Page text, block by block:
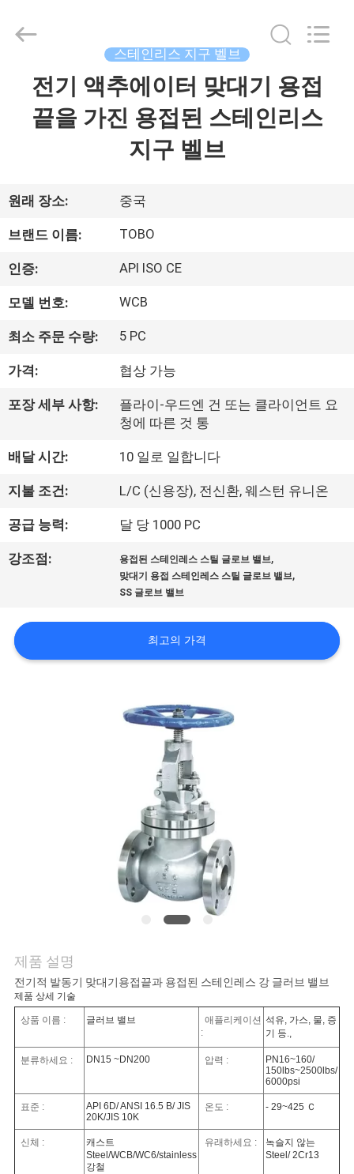
우
리
에
여
장
여
행
질
관
식
인
용
문
을
요
Reserved.
스테인리스 지구 벨브
전기 액추에이터 맞대기 용접
끝을 가진 용접된 스테인리스
지구 벨브
원래 장소: 중국
브랜드 이름: TOBO
인증: API ISO CE
모델 번호: WCB
최소 주문 수량: 5 PC
가격: 협상 가능
포장 세부 사항:
플라이-우드엔 건 또는 클라이언트 요
청에 따른 것 통
배달 시간: 10 일로 일합니다
지불 조건: L/C (신용장), 전신환, 웨스턴 유니온
공급 능력: 달 당 1000 PC
강조점: 용접된 스테인레스 스틸 글로브 밸브,
맞대기 용접 스테인레스 스틸 글로브 밸브,
SS 글로브 밸브
최고의 가격
제품 설명
전기적 발동기 맞대기용접끝과 용접된 스테인레스 강 글러브 밸브
제품 상세 기술
상품 이름 : 글러브 밸브
애플리케이션
:
석유, 가스, 물, 증
기 등.,
분류하세요 : DN15 ~DN200 압력 :
PN16~160/
150lbs~2500lbs/
6000psi
표준 :
API 6D/ ANSI 16.5 B/ JIS
20K/JIS 10K
온도 : - 29~425 Ｃ
신체 :
캐스트
Steel/WCB/WC6/stainless
강철
유래하세요 :
녹슬지 않는
Steel/ 2Cr13